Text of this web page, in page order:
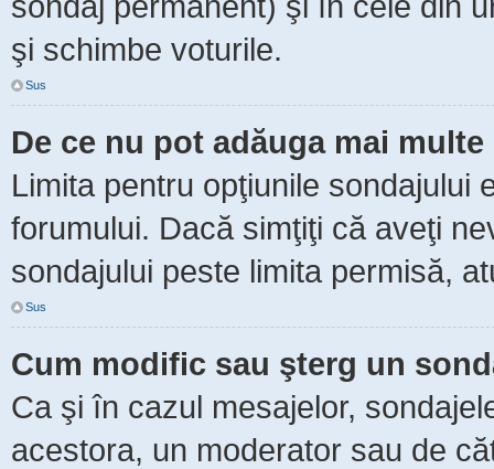
şi schimbe voturile.
Sus
De ce nu pot adăuga mai
Limita pentru opţiunile sondajului
forumului. Dacă simţiţi că aveţi
sondajului peste limita permisă,
Sus
Cum modific sau şterg un
Ca şi în cazul mesajelor,
acestora, un moderator sau de